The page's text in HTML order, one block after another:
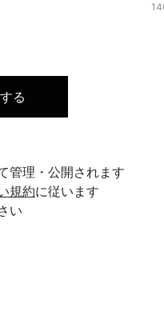
管理・公開されます
規約に従います
い